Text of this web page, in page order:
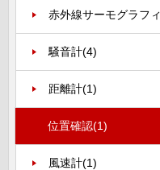
赤外線サーモグラフィ
騒音計(4)
距離計(1)
位置確認(1)
風速計(1)